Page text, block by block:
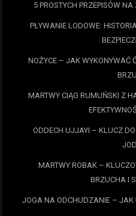
5 PROSTYCH PRZEPISÓW
PŁYWANIE LODOWE:
NOŻYCE – JAK WYKONYWAĆ
MARTWY CIĄG RUMUŃSKI Z
ODDECH UJJAYI – KLUCZ
MARTWY ROBAK –
BRZUCHA I
JOGA NA ODCHUDZANIE – JAK